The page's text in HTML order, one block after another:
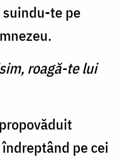
suindu-te pe
roagă-te lui
pe cei